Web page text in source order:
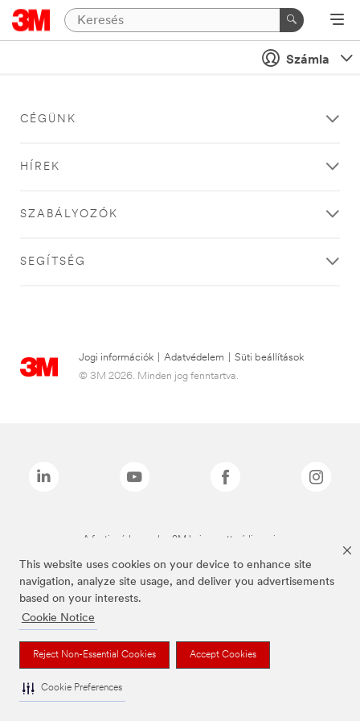
This website uses cookies on your device to enhance site
navigation, analyze site usage, and deliver you advertisements
based on your interests.
Cookie Notice
Reject Non-Essential Cookies Accept Cookies
Cookie Preferences
Számla
CÉGÜNK
HÍREK
SZABÁLYOZÓK
SEGÍTSÉG
Jogi információk Adatvédelem
Süti beállítások
© 3M 2026. Minden jog fenntartva.
A fenti márkanevek a 3M bejegyzett védjegyei.